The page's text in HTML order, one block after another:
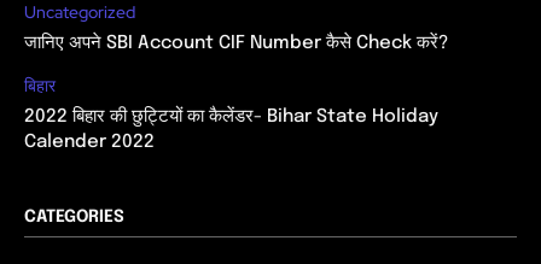
Uncategorized
जानिए अपने SBI Account CIF Number कैसे Check करें?
बिहार
2022 बिहार की छुट्टियों का कैलेंडर- Bihar State Holiday
Calender 2022
CATEGORIES